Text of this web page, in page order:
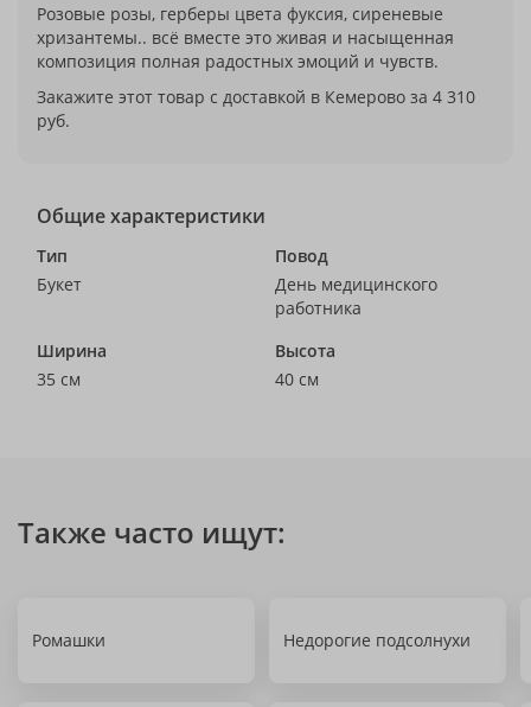
Розовые розы, герберы цвета фуксия, сиреневые
хризантемы.. всё вместе это живая и насыщенная
композиция полная радостных эмоций и чувств.
Закажите этот товар с доставкой в Кемерово за 4 310
руб.
Общие характеристики
Тип
Букет
Повод
День медицинского
работника
Ширина
35 см
Высота
40 см
Также часто ищут:
Ромашки Недорогие подсолнухи